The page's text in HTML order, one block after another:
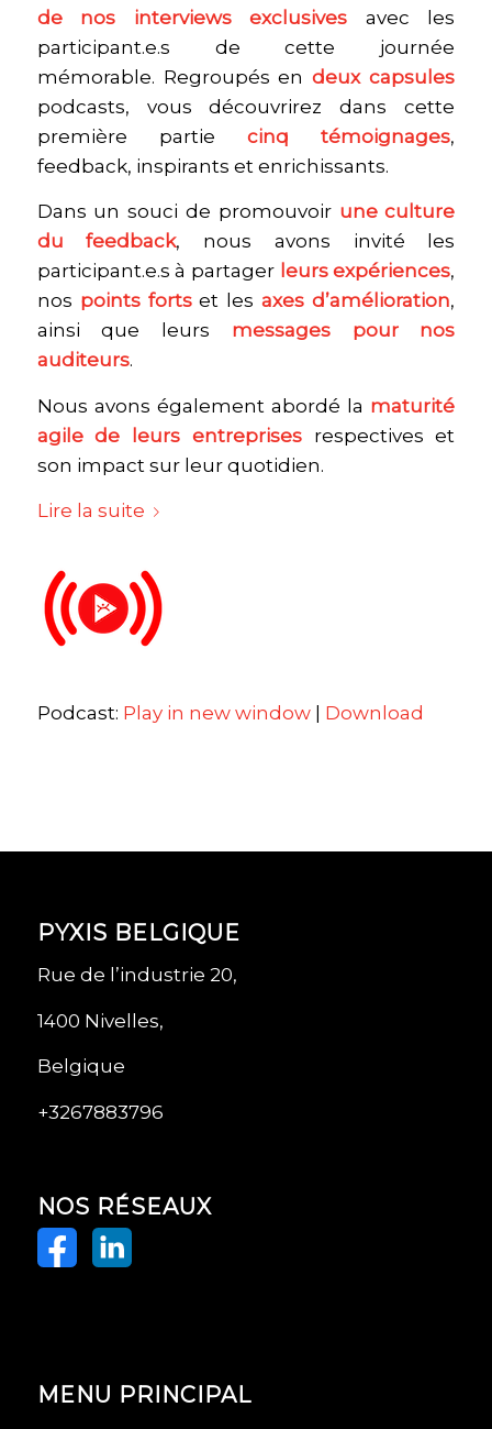
de nos interviews exclusives avec les
participant.e.s de cette journée
mémorable. Regroupés endeux capsules
podcasts, vous découvrirez dans cette
première partiecinq témoignages,
feedback, inspirants et enrichissants.
Dans un souci de promouvoir une culture
du feedback, nous avons invité les
participant.e.s à partager leurs expériences,
nos points fortset lesaxes d’amélioration,
ainsi que leurs messages pour nos
auditeurs.
Nous avons également abordé la maturité
agile de leurs entreprisesrespectives et
son impact sur leur quotidien.
Lire la suite
Podcast: Play in new window| Download
PYXIS BELGIQUE
Rue de l’industrie 20,
1400 Nivelles,
Belgique
+3267883796
NOS RÉSEAUX
MENU PRINCIPAL